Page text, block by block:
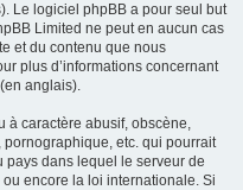
Le logiciel phpBB a pour seul but
Limited ne peut en aucun cas
et du contenu que nous
plus d’informations concernant
(en anglais).
à caractère abusif, obscène,
etc. qui pourrait
pays dans lequel le serveur de
encore la loi internationale. Si